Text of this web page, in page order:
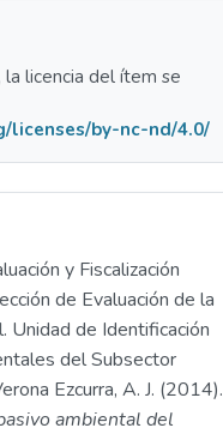
licencia del ítem se
licenses/by-nc-nd/4.0/
y Fiscalización
de Evaluación de la
Unidad de Identificación
del Subsector
Ezcurra, A. J. (2014).
ambiental del